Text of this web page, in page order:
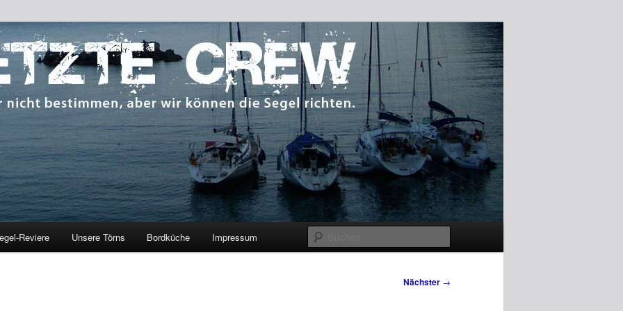
aber wir können die Segel richten.
Reviere Unsere Törns Bordküche Impressum
Nächster →